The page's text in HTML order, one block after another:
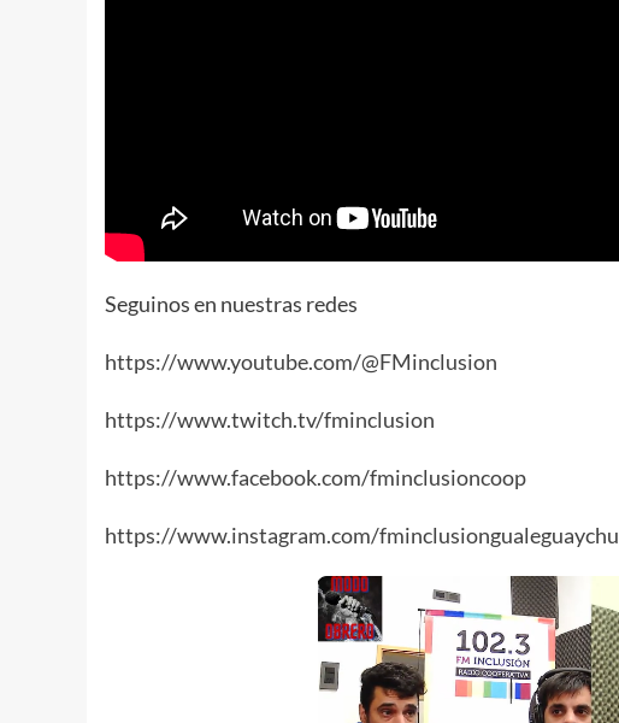
Seguinos en nuestras redes
https://www.youtube.com/@FMinclusion
https://www.twitch.tv/fminclusion
https://www.facebook.com/fminclusioncoop
https://www.instagram.com/fminclusiongualeguaychu